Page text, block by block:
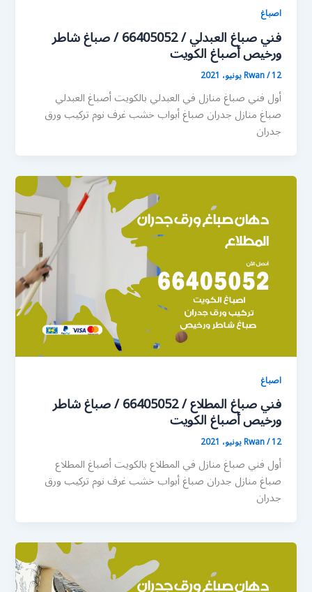
اصباغ
فني صباغ العبدلي / 66405052 / صباغ شاطر
ورخيص أصباغ الكويت
Rwan/12 يونيو، 2021
أول فني صباغ منازل في العبدلي بالكويت أصباغ العبدلي
صباغ منازل جدران صباغ أبواب خشب غرف نوم تركيب ورق
جدران
اصباغ
فني صباغ المطلاع / 66405052 / صباغ شاطر
ورخيص أصباغ الكويت
Rwan/12 يونيو، 2021
أول فني صباغ منازل في المطلاع بالكويت أصباغ المطلاع
صباغ منازل جدران صباغ أبواب خشب غرف نوم تركيب ورق
جدران